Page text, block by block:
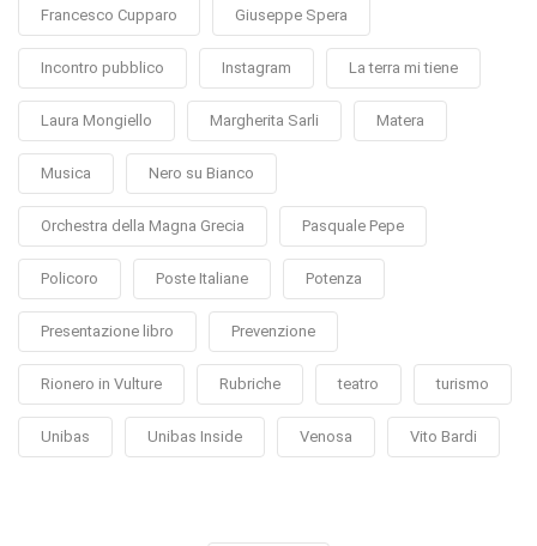
Francesco Cupparo Giuseppe Spera
Incontro pubblico Instagram La terra mi tiene
Laura Mongiello Margherita Sarli Matera
Musica Nero su Bianco
Orchestra della Magna Grecia Pasquale Pepe
Policoro Poste Italiane Potenza
Presentazione libro Prevenzione
Rionero in Vulture Rubriche teatro turismo
Unibas Unibas Inside Venosa Vito Bardi